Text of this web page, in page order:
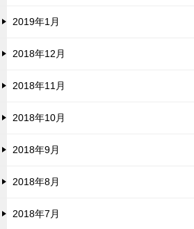
2019年1月
2018年12月
2018年11月
2018年10月
2018年9月
2018年8月
2018年7月